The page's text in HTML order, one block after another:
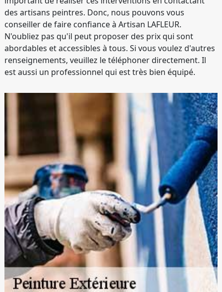
des artisans peintres. Donc, nous pouvons vous
conseiller de faire confiance à Artisan LAFLEUR.
N'oubliez pas qu'il peut proposer des prix qui sont
abordables et accessibles à tous. Si vous voulez d'autres
renseignements, veuillez le téléphoner directement. Il
est aussi un professionnel qui est très bien équipé.